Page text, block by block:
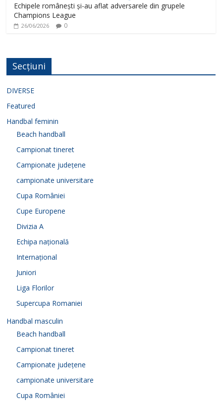
Echipele românești și-au aflat adversarele din grupele
Champions League
26/06/2026 0
Secțiuni
DIVERSE
Featured
Handbal feminin
Beach handball
Campionat tineret
Campionate județene
campionate universitare
Cupa României
Cupe Europene
Divizia A
Echipa națională
Internațional
Juniori
Liga Florilor
Supercupa Romaniei
Handbal masculin
Beach handball
Campionat tineret
Campionate județene
campionate universitare
Cupa României